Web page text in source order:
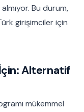
almıyor. Bu durum,
girişimciler için
İçin: Alternatif
mükemmel